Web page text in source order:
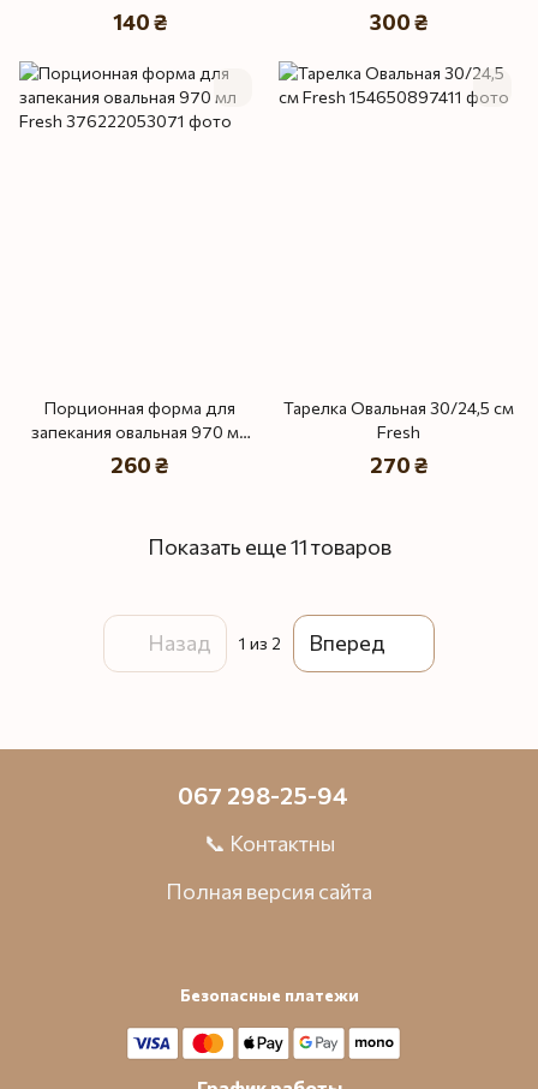
140 ₴ 300 ₴
Порционная форма для
запекания овальная 970 мл
Fresh
260 ₴
Тарелка Овальная 30/24,5 см
Fresh
270 ₴
Показать еще 11 товаров
Назад 1 из 2 Вперед
067 298-25-94
📞 Контактны
Полная версия сайта
Безопасные платежи